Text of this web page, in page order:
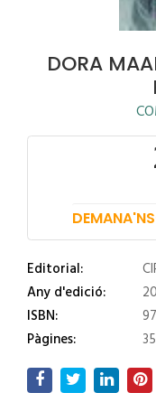
DORA
Editorial:
Any d'edició:
ISBN:
Pàgines: